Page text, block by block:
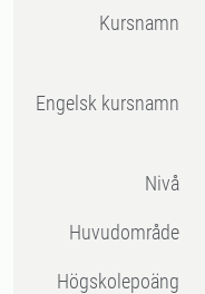
Kursnamn
Engelsk kursnamn
Nivå
Huvudområde
högskolepoäng